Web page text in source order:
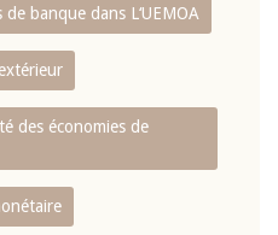
banque dans L‘UEMOA
des économies de